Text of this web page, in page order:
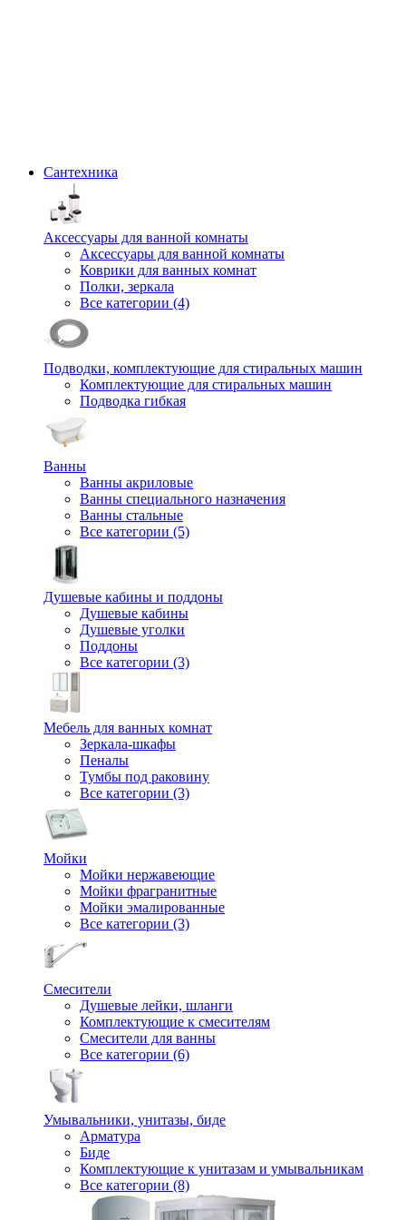
Сантехника
Аксессуары для ванной комнаты
Аксессуары для ванной комнаты
Коврики для ванных комнат
Полки, зеркала
Все категории (4)
Подводки, комплектующие для стиральных машин
Комплектующие для стиральных машин
Подводка гибкая
Ванны
Ванны акриловые
Ванны специального назначения
Ванны стальные
Все категории (5)
Душевые кабины и поддоны
Душевые кабины
Душевые уголки
Поддоны
Все категории (3)
Мебель для ванных комнат
Зеркала-шкафы
Пеналы
Тумбы под раковину
Все категории (3)
Мойки
Мойки нержавеющие
Мойки фрагранитные
Мойки эмалированные
Все категории (3)
Смесители
Душевые лейки, шланги
Комплектующие к смесителям
Смесители для ванны
Все категории (6)
Умывальники, унитазы, биде
Арматура
Биде
Комплектующие к унитазам и умывальникам
Все категории (8)